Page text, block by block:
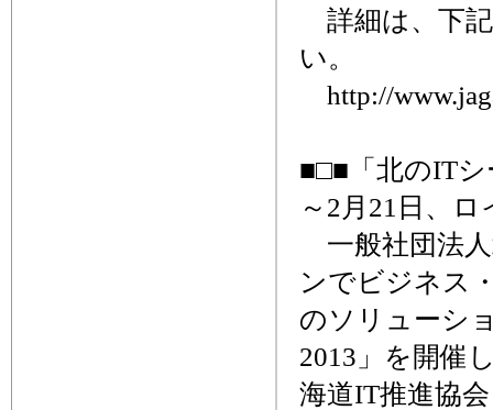
詳細は、下
い。
http://
■□■「北のIT
～2月21日、
一般社団法
ンでビジネス
のソリューシ
2013」を開催
海道IT推進協